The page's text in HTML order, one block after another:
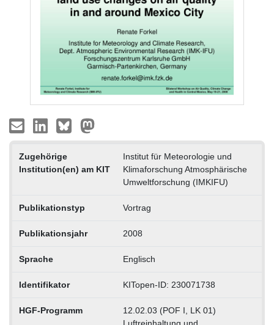
Zugehörige
Institution(en) am KIT
Institut für Meteorologie und
Klimaforschung Atmosphärische
Umweltforschung (IMKIFU)
Publikationstyp Vortrag
Publikationsjahr 2008
Sprache Englisch
Identifikator KITopen-ID: 230071738
HGF-Programm
12.02.03 (POF I, LK 01)